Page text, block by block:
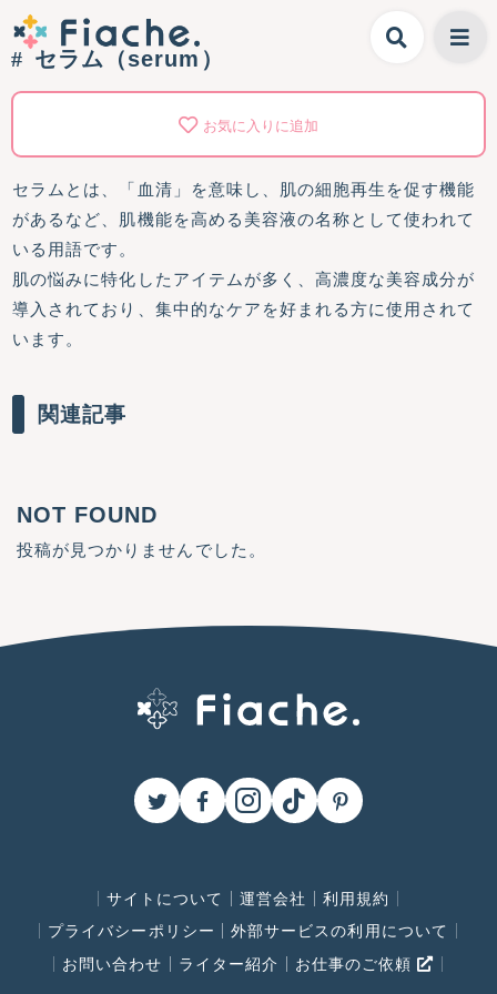
セラム（serum）
お気に入りに追加
セラムとは、「血清」を意味し、肌の細胞再生を促す機能
があるなど、肌機能を高める美容液の名称として使われて
いる用語です。
肌の悩みに特化したアイテムが多く、高濃度な美容成分が
導入されており、集中的なケアを好まれる方に使用されて
います。
関連記事
NOT FOUND
投稿が見つかりませんでした。
サイトについて 運営会社
利用規約
プライバシーポリシー
外部サービスの利用について
お問い合わせ
ライター紹介 お仕事のご依頼